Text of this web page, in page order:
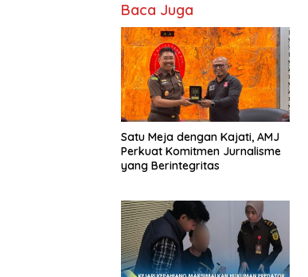
Baca Juga
Satu Meja dengan Kajati, AMJ
Perkuat Komitmen Jurnalisme
yang Berintegritas